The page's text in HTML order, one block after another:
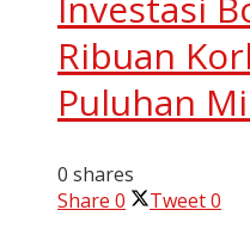
Ribuan
Puluhan
0 shares
Share 0 Tweet0